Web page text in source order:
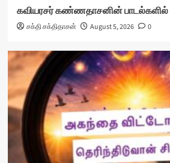
கவியரசர் கண்ணதாசனின்
சக்தி சக்திதாசன் August 5, 2026 0